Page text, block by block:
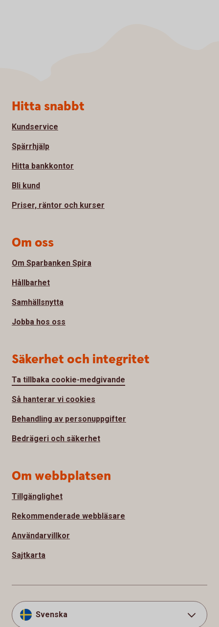
Sidfot
Hitta snabbt
Kundservice
Spärrhjälp
Hitta bankkontor
Bli kund
Priser, räntor och kurser
Om oss
Om Sparbanken Spira
Hållbarhet
Samhällsnytta
Jobba hos oss
Säkerhet och integritet
Ta tillbaka cookie-medgivande
Så hanterar vi cookies
Behandling av personuppgifter
Bedrägeri och säkerhet
Om webbplatsen
Tillgänglighet
Rekommenderade webbläsare
Användarvillkor
Sajtkarta
Svenska